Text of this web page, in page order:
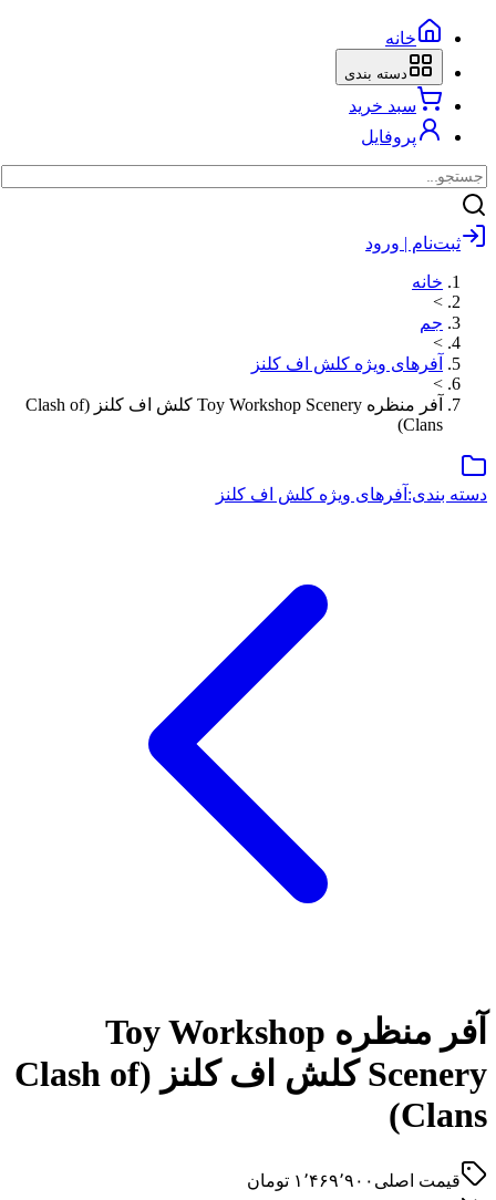
خانه
دسته بندی
سبد خرید
پروفایل
| ورود
ویژه کلش اف کلنز
آفر منظره Toy Workshop Scenery کلش اف کلنز (Clash of
آفرهای ویژه کلش اف کلنز
آفر منظره Toy Workshop
Scenery کلش اف کلنز (Clash of
اصلی۱٬۴۶۹٬۹۰۰ تومان